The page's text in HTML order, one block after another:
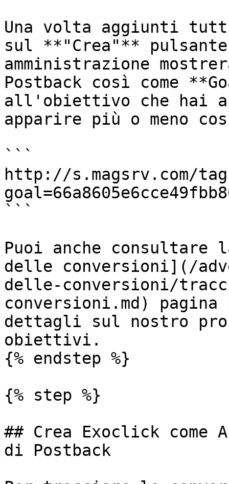
Una volta aggiunti
sul **"Crea"**
amministrazione
Postback così come
all'obiettivo che hai
apparire più o meno
```
http://s.magsrv.com/
```
Puoi anche consultare
delle conversioni](/
delle-conversioni/
conversioni.md)
dettagli sul nostro
obiettivi.
{% endstep %}
{% step %}
## Crea Exoclick
di Postback